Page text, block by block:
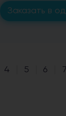
Заказать в
4 5 6 7